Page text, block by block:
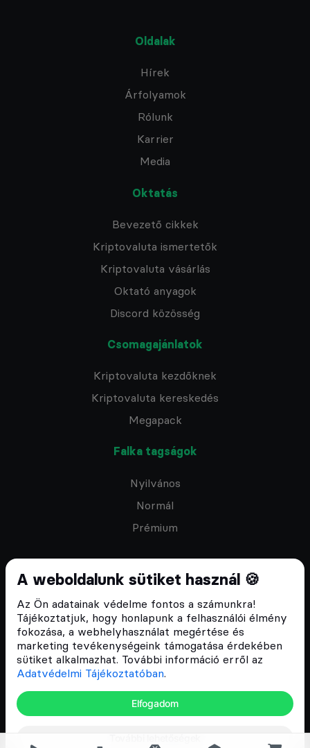
A weboldalunk sütiket használ 🍪
Az Ön adatainak védelme fontos a számunkra!
Tájékoztatjuk, hogy honlapunk a felhasználói élmény
fokozása, a webhelyhasználat megértése és
marketing tevékenységeink támogatása érdekében
sütiket alkalmazhat. További információ erről az
Adatvédelmi Tájékoztatóban.
Elfogadom
Oldalak
Hírek
Árfolyamok
Rólunk
Karrier
Media
Oktatás
Bevezető cikkek
Kriptovaluta ismertetők
Kriptovaluta vásárlás
Oktató anyagok
Discord közösség
Csomagajánlatok
Kriptovaluta kezdőknek
Kriptovaluta kereskedés
Megapack
Falka tagságok
Nyilvános
Normál
Prémium
Feliratkozom a hírlevélre
ÁSZF
Adatvédelmi tájékoztató
Copyright © 2017–2026. Minden jog fenntartva